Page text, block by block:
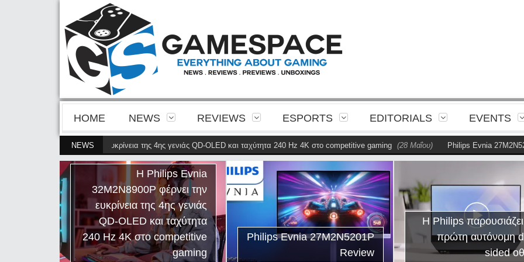
HOME NEWS REVIEWS ESPORTS EDITORIALS EVENTS
NEWS
φέρνει την ευκρίνεια της 4ης γενιάς QD-OLED και ταχύτητα 240 Hz 4K στο competitive gaming (28 Μαΐου) Philips Evnia 27M2N5201P
Philips Evnia 27M2N5201P
Review
Η Philips παρουσιάζει την
πρώτη αυτόνομη dual-
sided οθόνη
Η Philips
παρουσιάζει το
για
φωτισμό